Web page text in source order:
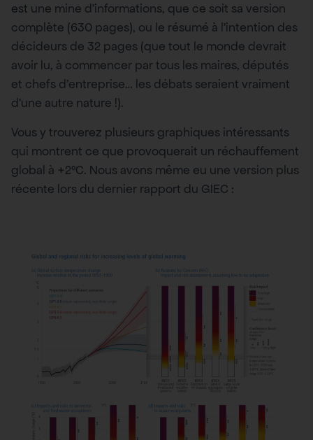
est une mine d’informations, que ce soit sa version
complète (630 pages), ou le résumé à l’intention des
décideurs de 32 pages (que tout le monde devrait
avoir lu, à commencer par tous les maires, députés
et chefs d’entreprise… les débats seraient vraiment
d’une autre nature !).
Vous y trouverez plusieurs graphiques intéressants
qui montrent ce que provoquerait un réchauffement
global à +2°C. Nous avons même eu une version plus
récente lors du dernier rapport du GIEC :